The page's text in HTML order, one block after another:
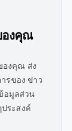
องคุณ
องคุณ ส่ง
รของ ข่าว
อมูลส่วน
ระสงค์